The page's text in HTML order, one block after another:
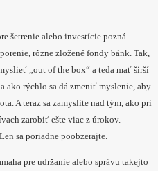
šetrenie alebo investície pozná
rôzne zložené fondy bánk. Tak,
„out of the box“ a teda mať širší
ako rýchlo sa dá zmeniť myslenie, aby
A teraz sa zamyslite nad tým, ako pri
zarobiť ešte viac z úrokov.
sa poriadne poobzerajte.
pre udržanie alebo správu takejto